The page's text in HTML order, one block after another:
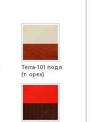
Terra-101 подл
(т. орех)